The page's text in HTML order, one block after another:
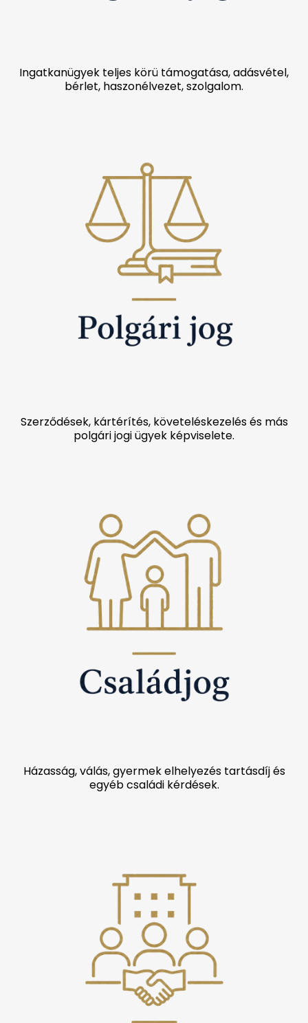
Ingatkanügyek teljes körü támogatása, adásvétel,
bérlet, haszonélvezet, szolgalom.
Szerződések, kártérítés, követeléskezelés és más
polgári jogi ügyek képviselete.
Házasság, válás, gyermek elhelyezés tartásdíj és
egyéb családi kérdések.